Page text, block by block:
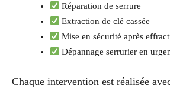
Réparation de serrure
Extraction de clé cassée
Mise en sécurité après
Dépannage serrurier en
Chaque intervention est réalisée